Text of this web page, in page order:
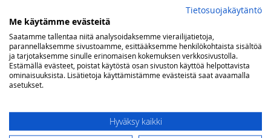
Yhteenveto
Arvostelu
Tietosuojakäytäntö
Me käytämme evästeitä
Saatamme tallentaa niitä analysoidaksemme vierailijatietoja,
parannellaksemme sivustoamme, esittääksemme henkilökohtaista sisältöä
ja tarjotaksemme sinulle erinomaisen kokemuksen verkkosivustolla.
Estämällä evästeet, poistat käytöstä osan sivuston käyttöä helpottavista
ominaisuuksista. Lisätietoja käyttämistämme evästeistä saat avaamalla
asetukset.
Hyväksy kaikki